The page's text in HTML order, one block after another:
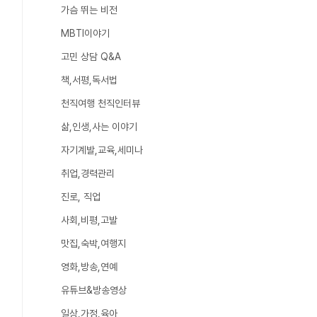
가슴 뛰는 비전
MBTI이야기
고민 상담 Q&A
책,서평,독서법
천직여행 천직인터뷰
삶,인생,사는 이야기
자기계발,교육,세미나
취업,경력관리
진로, 직업
사회,비평,고발
맛집,숙박,여행지
영화,방송,연예
유튜브&방송영상
일상,가정,육아